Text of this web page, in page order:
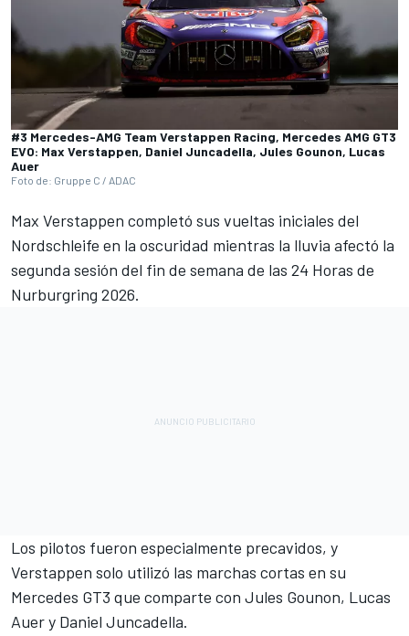
#3 Mercedes-AMG Team Verstappen Racing, Mercedes AMG GT3
EVO: Max Verstappen, Daniel Juncadella, Jules Gounon, Lucas
Auer
Foto de: Gruppe C / ADAC
Max Verstappen completó sus vueltas iniciales del
Nordschleife en la oscuridad mientras la lluvia afectó la
segunda sesión del fin de semana de las 24 Horas de
Nurburgring 2026.
Los pilotos fueron especialmente precavidos, y
Verstappen solo utilizó las marchas cortas en su
Mercedes GT3 que comparte con Jules Gounon, Lucas
Auery Daniel Juncadella.